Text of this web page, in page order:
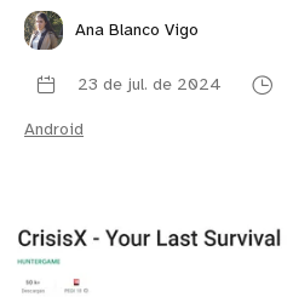
Ana Blanco Vigo
23 de jul. de 2024
Android